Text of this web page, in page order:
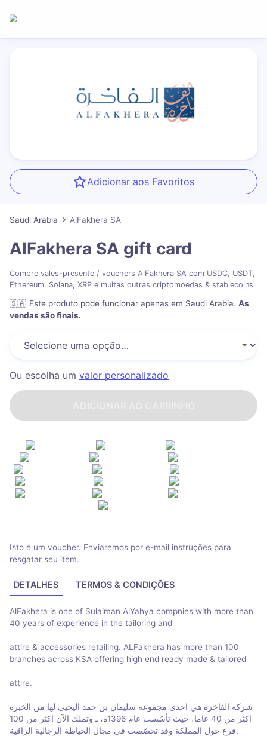
Adicionar aos Favoritos
Saudi Arabia AlFakhera SA
AlFakhera SA gift card
Compre vales-presente / vouchers AlFakhera SA com USDC, USDT,
Ethereum, Solana, XRP e muitas outras criptomoedas & stablecoins
🇸🇦 Este produto pode funcionar apenas em Saudi Arabia. As
vendas são finais.
Ou escolha um valor personalizado
Isto é um voucher. Enviaremos por e-mail instruções para
resgatar seu item.
DETALHES TERMOS & CONDIÇÕES
AlFakhera is one of Sulaiman AlYahya compnies with more than
40 years of experience in the tailoring and
attire & accessories retailing. ALFakhera has more than 100
branches across KSA offering high end ready made & tailored
attire.
شركة الفاخرة هي احدى مجموعة سليمان بن حمد اليحيى لها من الخبرة
اكثر من 40 عاما، حيث تأسّست عام 1396ه، ـ وتملك الآن اكثر من 100
فرع حول المملكة وقد تخصّصت في مجال الخياطة الرجالية الراقية.